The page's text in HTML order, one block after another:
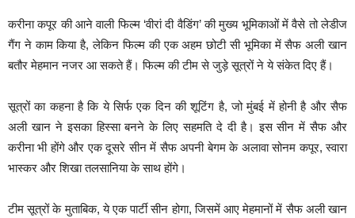
करीना कपूर की आने वाली फिल्म ‘वीरां दी वैडिंग’ की मुख्य भूमिकाओं में वैसे तो लेडीज
गैंग ने काम किया है, लेकिन फिल्म की एक अहम छोटी सी भूमिका में सैफ अली खान
बतौर मेहमान नजर आ सकते हैं। फिल्म की टीम से जुड़े सूत्रों ने ये संकेत दिए हैं।
सूत्रों का कहना है कि ये सिर्फ एक दिन की शूटिंग है, जो मुंबई में होनी है और सैफ
अली खान ने इसका हिस्सा बनने के लिए सहमति दे दी है। इस सीन में सैफ और
करीना भी होंगे और एक दूसरे सीन में सैफ अपनी बेगम के अलावा सोनम कपूर, स्वारा
भास्कर और शिखा तलसानिया के साथ होंगे।
टीम सूत्रों के मुताबिक, ये एक पार्टी सीन होगा, जिसमें आए मेहमानों में सैफ अली खान